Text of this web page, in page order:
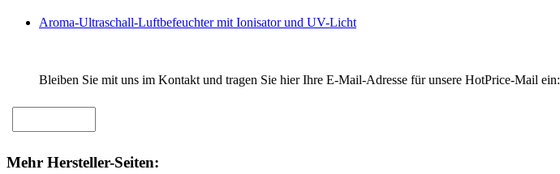
Aroma-Ultraschall-Luftbefeuchter mit Ionisator und UV-Licht
Bleiben Sie mit uns im Kontakt und tragen Sie hier Ihre E-Mail-Adresse für unsere HotPrice-Mail ein:
Mehr Hersteller-Seiten: